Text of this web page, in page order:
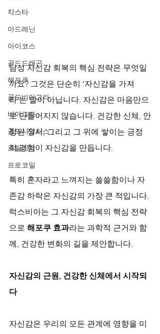
칵스타
아드레닌
아이코스
골드드래곤
해포쿠
골드비아그라
비아그라
골드시알리스
프릴리지
프로코밀
남성 자신감 회복의 핵심 전략은 무엇일
까요? 그것은 단순히 '자신감을 가져
라'는 말이 아닙니다. 자신감은 마음만으
로 만들어지지 않습니다. 건강한 신체, 안
정된 정서, 그리고 그 위에 쌓이는 긍정
적 경험이 자신감을 만듭니다.
특히 혼자라고 느껴지는 쓸쓸함이나 자
존감 하락은 자신감의 가장 큰 적입니다.
럭스비아는 그 자신감 회복의 핵심 전략
으로 해포쿠 효과라는 과학적 근거와 함
께, 건강한 변화의 길을 제안합니다.
자신감의 근원, 건강한 신체에서 시작되
다
자신감은 우리의 모든 관계에 영향을 미